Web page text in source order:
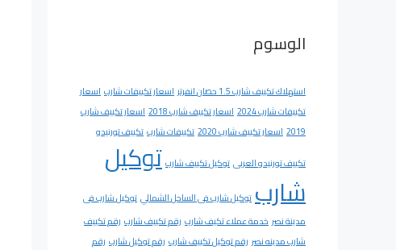
الوسوم
استهلاك تكييف شارب 1.5 حصان انفرتر اسعار تكييفات شارب اسعار
تكييفات شارب 2024
اسعار تكييف شارب 2018
اسعار تكييف شارب
2019 اسعار تكييف شارب 2020 تكييفات شارب تكييف تورنيدو
تكييف تورنيدو العربى توكيل تكييف شارب توكيل
شارب توكيل شارب فى الساحل الشمالي توكيل شارب فى
مدينة نصر خدمة عملاء تكيف شارب رقم تكييف شارب رقم تكييف
شارب مدينه نصر رقم توكيل تكييف شارب رقم توكيل شارب رقم